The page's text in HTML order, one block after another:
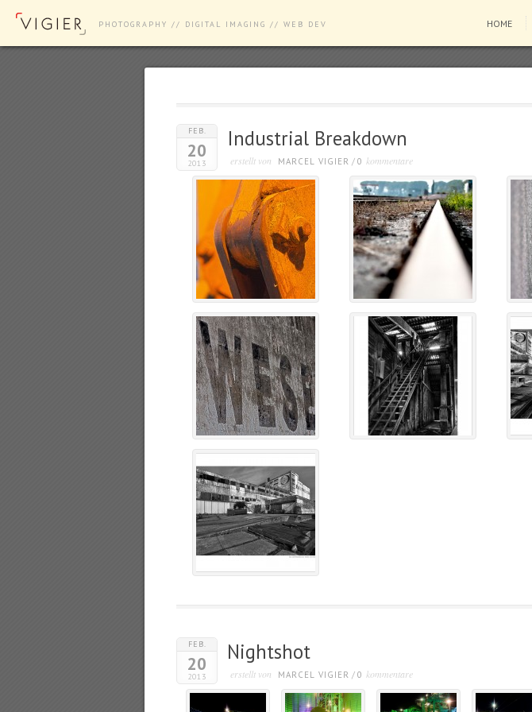
PHOTOGRAPHY // DIGITAL IMAGING // WEB DEV HOME
FEB.
20
2013
Industrial Breakdown
erstellt von MARCEL VIGIER / 0 kommentare
FEB.
20
2013
Nightshot
erstellt von MARCEL VIGIER / 0 kommentare